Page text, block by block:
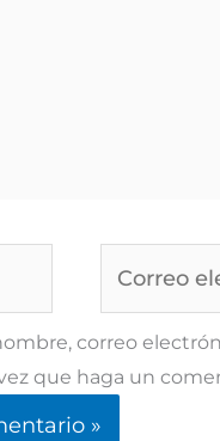
correo
que haga un